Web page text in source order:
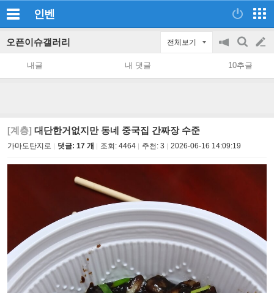
인벤
오픈이슈갤러리 전체보기
공
지
on/off
검
색
글
쓰
내글 내 댓글 10추글
[계층] 대단한거없지만 동네 중국집 간짜장 수준
가마도탄지로 댓글: 17 개 조회: 4464 추천: 3 2026-06-16 14:09:19